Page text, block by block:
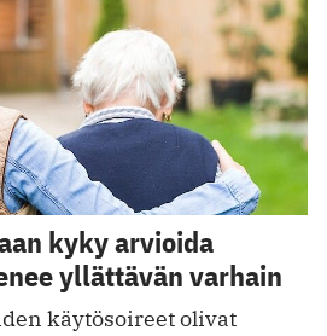
kyky arvioida
yllättävän varhain
käytösoireet olivat